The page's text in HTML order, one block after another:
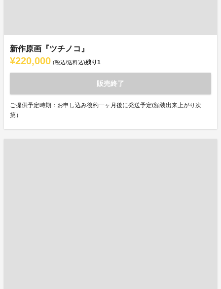
新作原画『ツチノコ』
¥220,000 (税込/送料込)残り1
販売終了
ご提供予定時期：お申し込み後約一ヶ月後に発送予定(額装出来上がり次
第）